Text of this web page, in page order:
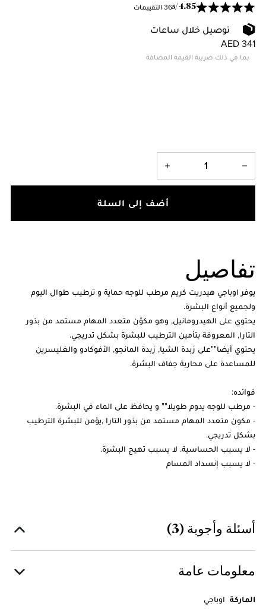
4.85
/
536 التقييمات
توصيل خلال ساعات
AED 341
بما في ذلك ضريبة القيمة المضافة
أضف إلى السلة
تفاصيل
يوفر اوباجي هيدريت كريم مرطب للوجه حماية و ترطيب طوال اليوم
ولجميع أنواع البشرة.
يحتوي على الهيدرومانيل, وهو مكوّن متعدد المهام مستمد من بذور
التارا, المعروفة بتأمين الترطيب للبشرة بشكل تدريجي.
يحتوي أيضا""على زبدة الشيا, زبدة المانجو, الأفوكادو والغليسرين
للمساعدة على محاربة جفاف البشرة.
فوائده:
- مرطب للوجه يدوم طويلا"" و يحافظ على الماء في البشرة.
- مكون متعدد المهام مستمد من بذور التارا ,يؤمن للبشرة الترطيب
بشكل تدريجي.
- لا يسبب الحساسية. لا يسبب تهيج البشرة.
- لا يسبب إنسداد المسام
أسئلة وأجوبة (3)
معلومات عامة
الماركة اوباجي